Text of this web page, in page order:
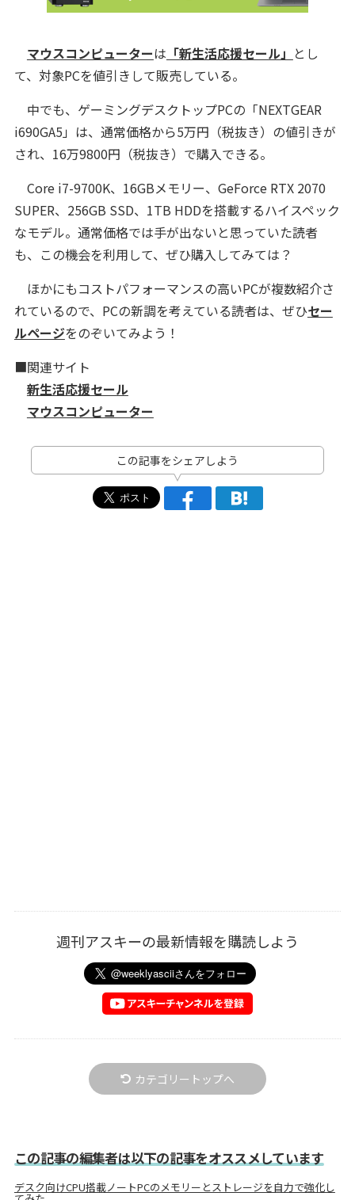
マウスコンピューターは 「新生活応援セール」 とし
て、対象PCを値引きして販売している。
中でも、ゲーミングデスクトップPCの「NEXTGEAR
i690GA5」は、通常価格から5万円（税抜き）の値引きが
され、16万9800円（税抜き）で購入できる。
Core i7-9700K、16GBメモリー、GeForce RTX 2070
SUPER、256GB SSD、1TB HDDを搭載するハイスペック
なモデル。通常価格では手が出ないと思っていた読者
も、この機会を利用して、ぜひ購入してみては？
ほかにもコストパフォーマンスの高いPCが複数紹介さ
れているので、PCの新調を考えている読者は、ぜひセー
ルページをのぞいてみよう！
■関連サイト
新生活応援セール
マウスコンピューター
この記事をシェアしよう
週刊アスキーの最新情報を購読しよう
カテゴリートップへ
この記事の編集者は以下の記事をオススメしています
デスク向けCPU搭載ノートPCのメモリーとストレージを自力で強化し